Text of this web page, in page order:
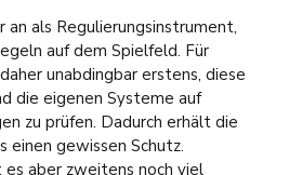
als Regulierungsinstrument,
auf dem Spielfeld. Für
unabdingbar erstens, diese
die eigenen Systeme auf
zu prüfen. Dadurch erhält die
gewissen Schutz.
es aber zweitens noch viel